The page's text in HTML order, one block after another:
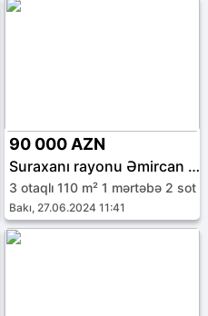
90 000 AZN
Suraxanı rayonu Əmircan qəs.
3 otaqlı 110 m² 1 mərtəbə 2 sot
Bakı, 27.06.2024 11:41